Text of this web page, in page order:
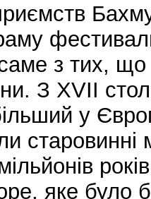
з тих,
З ХVII
у
яке було